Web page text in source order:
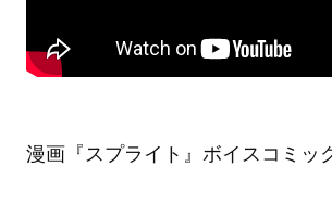
漫画『スプライト』ボイスコミッ